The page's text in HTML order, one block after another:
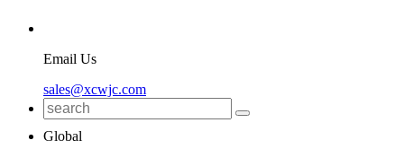
Email Us
sales@xcwjc.com
Global